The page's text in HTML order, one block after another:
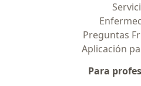
Preguntas
Aplicación
Para